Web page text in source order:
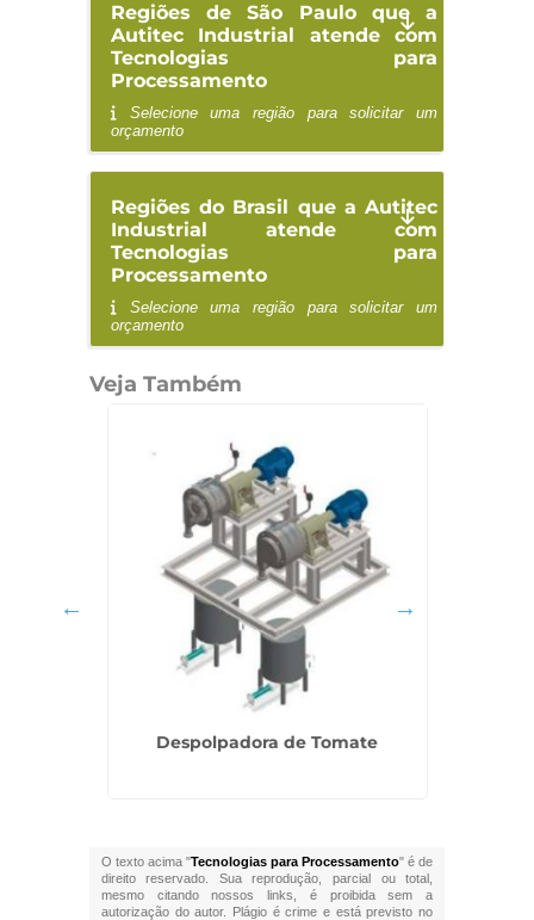
Regiões de São Paulo que a
Autitec Industrial atende com
Tecnologias para
Processamento
Selecione uma região para solicitar um
orçamento
Regiões do Brasil que a Autitec
Industrial atende com
Tecnologias para
Processamento
Selecione uma região para solicitar um
orçamento
Veja Também
Despolpadora de Tomate
O texto acima "Tecnologias para Processamento" é de
direito reservado. Sua reprodução, parcial ou total,
mesmo citando nossos links, é proibida sem a
autorização do autor. Plágio é crime e está previsto no